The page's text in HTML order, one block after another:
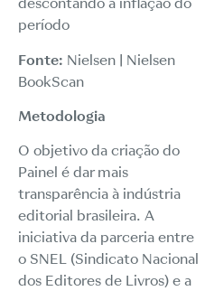
período
Fonte: Nielsen | Nielsen
BookScan
Metodologia
O objetivo da criação do
Painel é dar mais
transparência à indústria
editorial brasileira. A
iniciativa da parceria entre
o SNEL (Sindicato Nacional
dos Editores de Livros) e a